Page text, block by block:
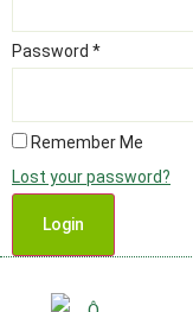
Password *
Remember Me
Lost your password?
Login